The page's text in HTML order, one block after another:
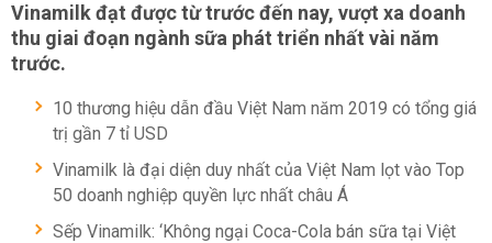
Vinamilk đạt được từ trước đến nay, vượt xa doanh
thu giai đoạn ngành sữa phát triển nhất vài năm
trước.
10 thương hiệu dẫn đầu Việt Nam năm 2019 có tổng giá
trị gần 7 tỉ USD
Vinamilk là đại diện duy nhất của Việt Nam lọt vào Top
50 doanh nghiệp quyền lực nhất châu Á
Sếp Vinamilk: ‘Không ngại Coca-Cola bán sữa tại Việt